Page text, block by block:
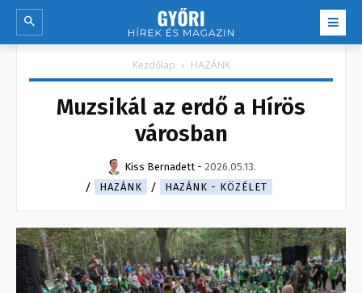
Kezdőlap HAZÁNK
Muzsikál az erdő a Hírös
városban
Kiss Bernadett - 2026.05.13.
HAZÁNK
HAZÁNK - KÖZÉLET